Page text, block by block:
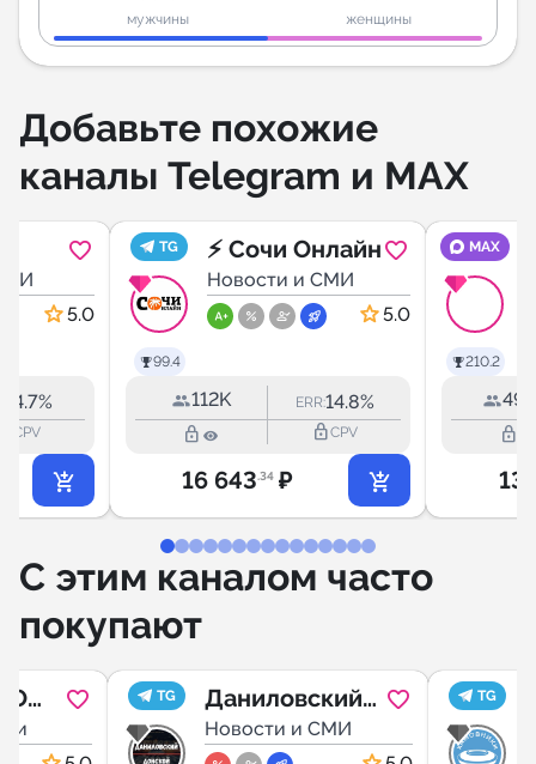
мужчины женщины
Добавьте похожие
каналы Telegram и MAX
и
5.0
4.7%
CPV
TG
99.4
⚡️ Сочи Онлайн
Новости и СМИ
5.0
112K ERR:14.8%
lock_outline lock_outlineCPV
16 643.34 ₽
MAX
210.2
lock_outline
13
С этим каналом часто
покупают
TG
Даниловский
/ Донской
Новости и СМИ
TG